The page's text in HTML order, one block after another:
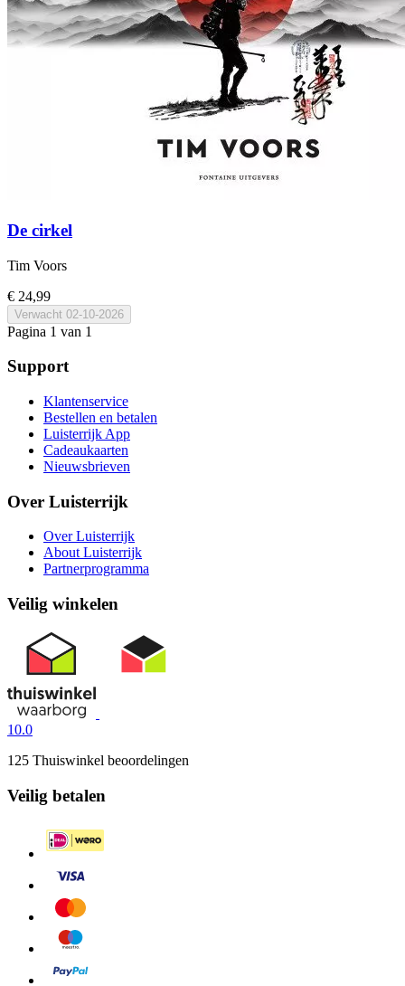
De cirkel
Tim Voors
€ 24,99
Verwacht 02-10-2026
Pagina 1 van 1
Support
Klantenservice
Bestellen en betalen
Luisterrijk App
Cadeaukaarten
Nieuwsbrieven
Over Luisterrijk
Over Luisterrijk
About Luisterrijk
Partnerprogramma
Veilig winkelen
10.0
125 Thuiswinkel beoordelingen
Veilig betalen